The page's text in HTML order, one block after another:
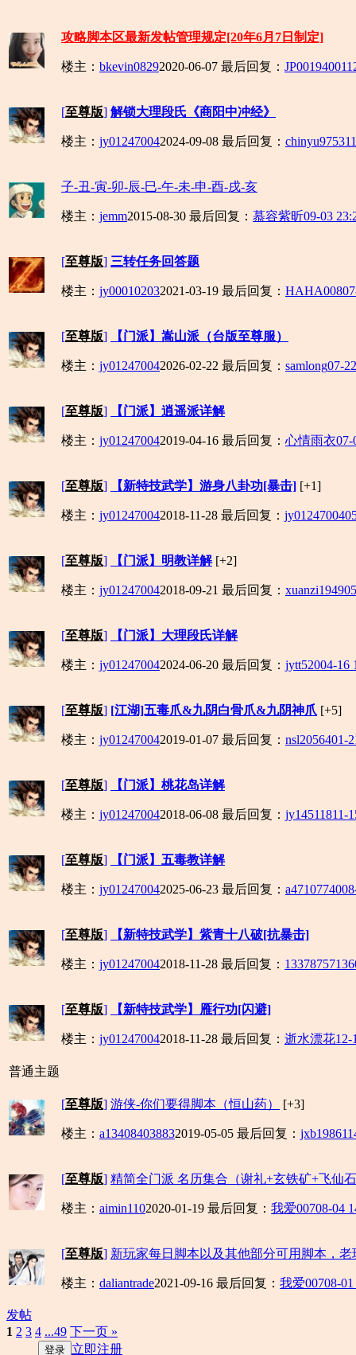
攻略脚本区最新发帖管理规定[20年6月7日制定]
楼主： bkevin08292020-06-07 最后回复： JP00194001
[至尊版] 解锁大理段氏《商阳中冲经》
楼主： jy012470042024-09-08 最后回复： chinyu9753
子-丑-寅-卯-辰-巳-午-未-申-酉-戌-亥
楼主： jemm2015-08-30 最后回复： 慕容紫昕09-03
[至尊版] 三转任务回答题
楼主： jy000102032021-03-19 最后回复： HAHA008
[至尊版] 【门派】嵩山派（台版至尊服）
楼主： jy012470042026-02-22 最后回复： samlong07-
[至尊版] 【门派】逍遥派详解
楼主： jy012470042019-04-16 最后回复： 心情雨衣07-
[至尊版] 【新特技武学】游身八卦功[暴击] [+1]
楼主： jy012470042018-11-28 最后回复： jy01247004
[至尊版] 【门派】明教详解 [+2]
楼主： jy012470042018-09-21 最后回复： xuanzi1949
[至尊版] 【门派】大理段氏详解
楼主： jy012470042024-06-20 最后回复： jytt52004-16
[至尊版] [江湖]五毒爪&九阴白骨爪&九阴神爪 [+5]
楼主： jy012470042019-01-07 最后回复： nsl2056401-
[至尊版] 【门派】桃花岛详解
楼主： jy012470042018-06-08 最后回复： jy14511811-
[至尊版] 【门派】五毒教详解
楼主： jy012470042025-06-23 最后回复： a47107740
[至尊版] 【新特技武学】紫青十八破[抗暴击]
楼主： jy012470042018-11-28 最后回复： 13378757136
[至尊版] 【新特技武学】雁行功[闪避]
楼主： jy012470042018-11-28 最后回复： 逝水漂花12-
普通主题
[至尊版] 游侠-你们要得脚本（恒山药） [+3]
楼主： a134084038832019-05-05 最后回复：
[至尊版] 精简全门派 名历集合（谢礼+玄铁矿+飞仙
楼主： aimin1102020-01-19 最后回复： 我爱00708-04
[至尊版] 新玩家每日脚本以及其他部分可用脚本，
楼主： daliantrade2021-09-16 最后回复： 我爱00708-
发帖
1 2 3 4 ...49 下一页 »
登录 立即注册